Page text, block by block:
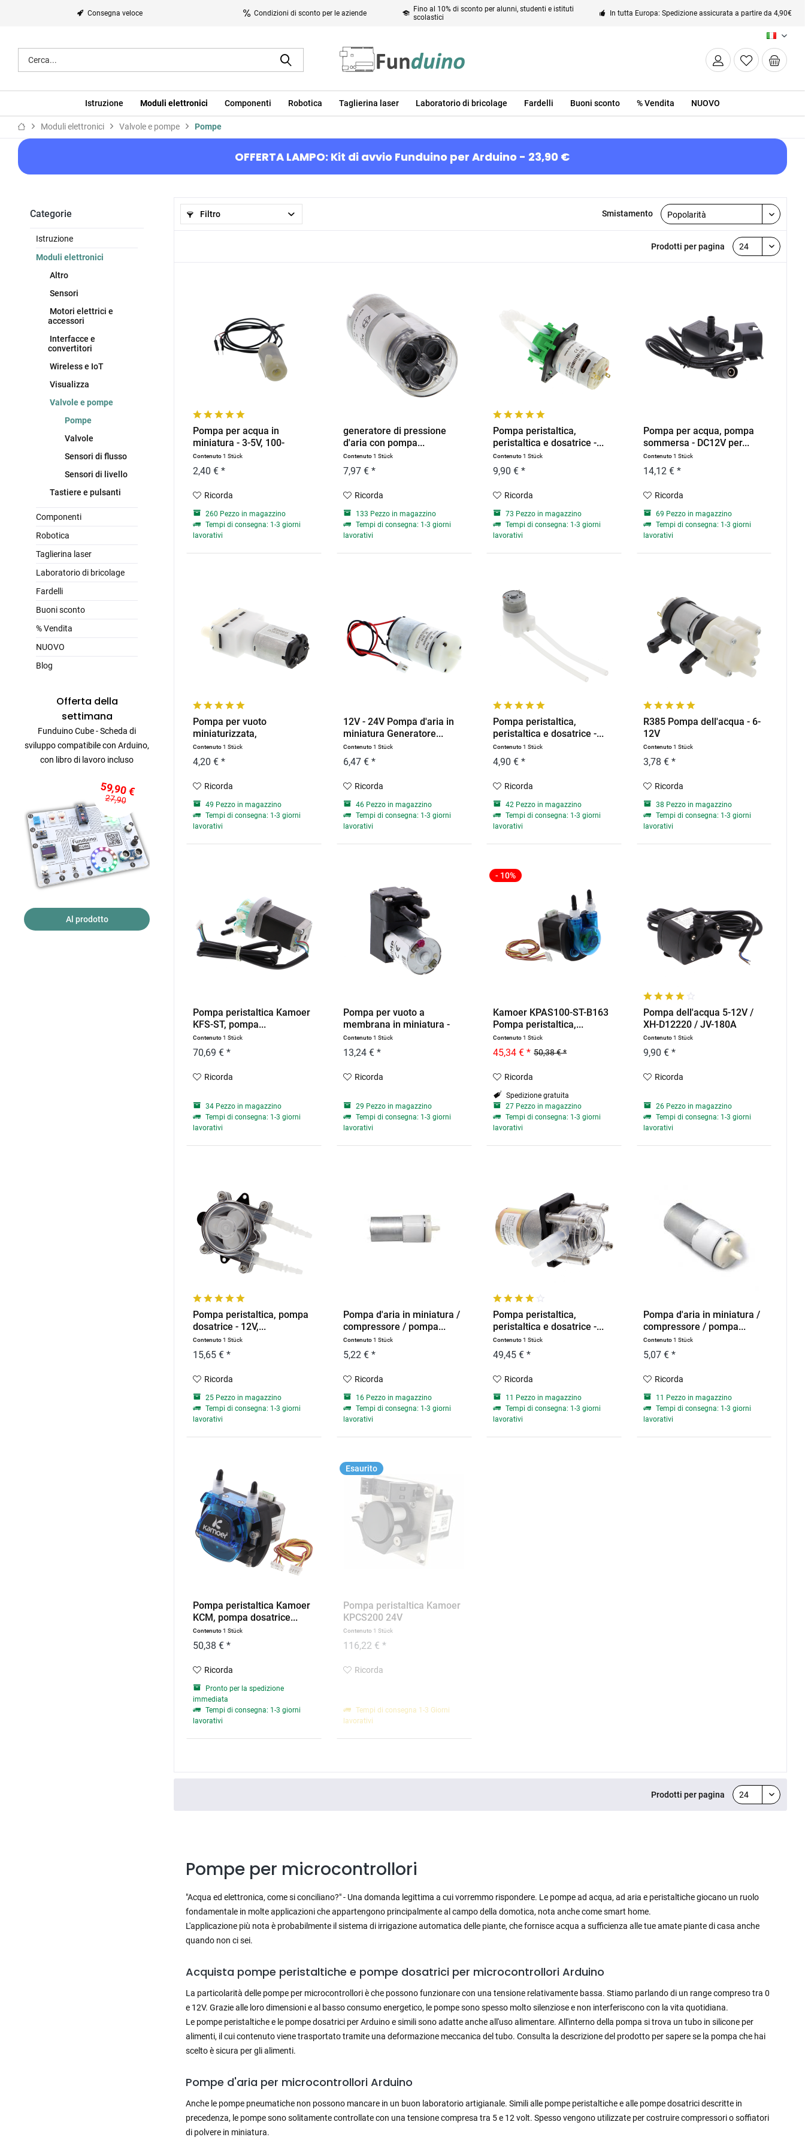
Consegna veloce Condizioni di sconto per le aziende
Fino al 10% di sconto per alunni, studenti e istituti
scolastici
In tutta Europa: Spedizione assicurata a partire da 4,90€
IT
Istruzione Moduli elettronici Componenti Robotica Taglierina laser Laboratorio di bricolage Fardelli Buoni sconto % Vendita NUOVO
Moduli elettronici Valvole e pompe Pompe
OFFERTA LAMPO: Kit di avvio Funduino per Arduino - 23,90 €
Categorie
Istruzione
Moduli elettronici
Altro
Sensori
Motori elettrici e
accessori
Interfacce e
convertitori
Wireless e IoT
Visualizza
Valvole e pompe
Pompe
Valvole
Sensori di flusso
Sensori di livello
Tastiere e pulsanti
Componenti
Robotica
Taglierina laser
Laboratorio di bricolage
Fardelli
Buoni sconto
% Vendita
NUOVO
Blog
Offerta della
settimana
Funduino Cube - Scheda di
sviluppo compatibile con Arduino,
con libro di lavoro incluso
59,90 €
27,90
Al prodotto
Filtro Smistamento
Prodotti per pagina
Pompa per acqua in
miniatura - 3-5V, 100-
200mA
Contenuto1 Stück
2,40 € *
Ricorda
260 Pezzo in magazzino
Tempi di consegna: 1-3 giorni
lavorativi
generatore di pressione
d'aria con pompa...
Contenuto1 Stück
7,97 € *
Ricorda
133 Pezzo in magazzino
Tempi di consegna: 1-3 giorni
lavorativi
Pompa peristaltica,
peristaltica e dosatrice -...
Contenuto1 Stück
9,90 € *
Ricorda
73 Pezzo in magazzino
Tempi di consegna: 1-3 giorni
lavorativi
Pompa per acqua, pompa
sommersa - DC12V per...
Contenuto1 Stück
14,12 € *
Ricorda
69 Pezzo in magazzino
Tempi di consegna: 1-3 giorni
lavorativi
Pompa per vuoto
miniaturizzata,
micropompa...
Contenuto1 Stück
4,20 € *
Ricorda
49 Pezzo in magazzino
Tempi di consegna: 1-3 giorni
lavorativi
12V - 24V Pompa d'aria in
miniatura Generatore...
Contenuto1 Stück
6,47 € *
Ricorda
46 Pezzo in magazzino
Tempi di consegna: 1-3 giorni
lavorativi
Pompa peristaltica,
peristaltica e dosatrice -...
Contenuto1 Stück
4,90 € *
Ricorda
42 Pezzo in magazzino
Tempi di consegna: 1-3 giorni
lavorativi
R385 Pompa dell'acqua - 6-
12V
Contenuto1 Stück
3,78 € *
Ricorda
38 Pezzo in magazzino
Tempi di consegna: 1-3 giorni
lavorativi
Pompa peristaltica Kamoer
KFS-ST, pompa...
Contenuto1 Stück
70,69 € *
Ricorda
34 Pezzo in magazzino
Tempi di consegna: 1-3 giorni
lavorativi
Pompa per vuoto a
membrana in miniatura -
12V...
Contenuto1 Stück
13,24 € *
Ricorda
29 Pezzo in magazzino
Tempi di consegna: 1-3 giorni
lavorativi
- 10%
Kamoer KPAS100-ST-B163
Pompa peristaltica,...
Contenuto1 Stück
50,38 € *
45,34 € *
Ricorda
Spedizione gratuita
27 Pezzo in magazzino
Tempi di consegna: 1-3 giorni
lavorativi
Pompa dell'acqua 5-12V /
XH-D12220 / JV-180A
Contenuto1 Stück
9,90 € *
Ricorda
26 Pezzo in magazzino
Tempi di consegna: 1-3 giorni
lavorativi
Pompa peristaltica, pompa
dosatrice - 12V,...
Contenuto1 Stück
15,65 € *
Ricorda
25 Pezzo in magazzino
Tempi di consegna: 1-3 giorni
lavorativi
Pompa d'aria in miniatura /
compressore / pompa...
Contenuto1 Stück
5,22 € *
Ricorda
16 Pezzo in magazzino
Tempi di consegna: 1-3 giorni
lavorativi
Pompa peristaltica,
peristaltica e dosatrice -...
Contenuto1 Stück
49,45 € *
Ricorda
11 Pezzo in magazzino
Tempi di consegna: 1-3 giorni
lavorativi
Pompa d'aria in miniatura /
compressore / pompa...
Contenuto1 Stück
5,07 € *
Ricorda
11 Pezzo in magazzino
Tempi di consegna: 1-3 giorni
lavorativi
Pompa peristaltica Kamoer
KCM, pompa dosatrice...
Contenuto1 Stück
50,38 € *
Ricorda
Pronto per la spedizione
immediata
Tempi di consegna: 1-3 giorni
lavorativi
Esaurito
Pompa peristaltica Kamoer
KPCS200 24V
Contenuto 1 Stück
116,22 € *
Ricorda
Tempi di consegna 1-3 Giorni
lavorativi
Prodotti per pagina
Pompe per microcontrollori
"Acqua ed elettronica, come si conciliano?" - Una domanda legittima a cui vorremmo rispondere. Le pompe ad acqua, ad aria e peristaltiche giocano un ruolo
fondamentale in molte applicazioni che appartengono principalmente al campo della domotica, nota anche come smart home.
L'applicazione più nota è probabilmente il sistema di irrigazione automatica delle piante, che fornisce acqua a sufficienza alle tue amate piante di casa anche
quando non ci sei.
Acquista pompe peristaltiche e pompe dosatrici per microcontrollori Arduino
La particolarità delle pompe per microcontrollori è che possono funzionare con una tensione relativamente bassa. Stiamo parlando di un range compreso tra 0
e 12V. Grazie alle loro dimensioni e al basso consumo energetico, le pompe sono spesso molto silenziose e non interferiscono con la vita quotidiana.
Le pompe peristaltiche e le pompe dosatrici per Arduino e simili sono adatte anche all'uso alimentare. All'interno della pompa si trova un tubo in silicone per
alimenti, il cui contenuto viene trasportato tramite una deformazione meccanica del tubo. Consulta la descrizione del prodotto per sapere se la pompa che hai
scelto è sicura per gli alimenti.
Pompe d'aria per microcontrollori Arduino
Anche le pompe pneumatiche non possono mancare in un buon laboratorio artigianale. Simili alle pompe peristaltiche e alle pompe dosatrici descritte in
precedenza, le pompe sono solitamente controllate con una tensione compresa tra 5 e 12 volt. Spesso vengono utilizzate per costruire compressori o soffiatori
di polvere in miniatura.